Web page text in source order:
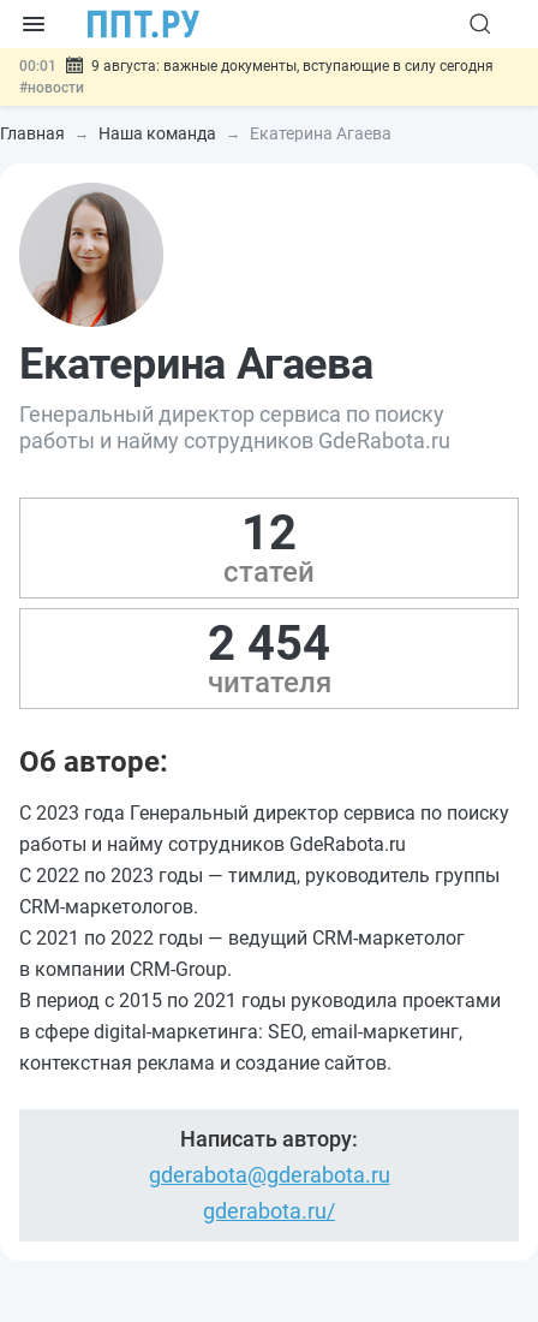
00:01
9 августа: важные документы, вступающие в силу сегодня
#новости
07.08 Подписан закон о блокировке продажи опасных товаров через
«Честный знак»#новости
07.08
Госпошлину за устранение ошибок в документах предлагают
отменить
#новости
07.08
Важно
Разработают единые критерии трудовых и ГПХ-
отношений#новости
Главная Наша команда Екатерина Агаева
Екатерина Агаева
Генеральный директор сервиса по поиску
работы и найму сотрудников GdeRabota.ru
12
статей
2 454
читателя
Об авторе:
С 2023 года Генеральный директор сервиса по поиску
работы и найму сотрудников GdeRabota.ru
C 2022 по 2023 годы — тимлид, руководитель группы
CRM-маркетологов.
С 2021 по 2022 годы — ведущий CRM-маркетолог
в компании CRM-Group.
В период с 2015 по 2021 годы руководила проектами
в сфере digital-маркетинга: SEO, email-маркетинг,
контекстная реклама и создание сайтов.
Написать автору:
gderabota@gderabota.ru
gderabota.ru/